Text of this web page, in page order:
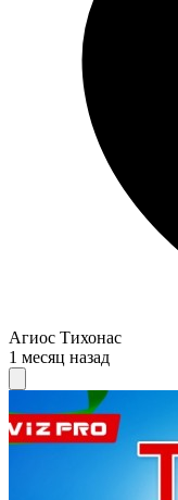
Агиос Тихонас
1 месяц назад